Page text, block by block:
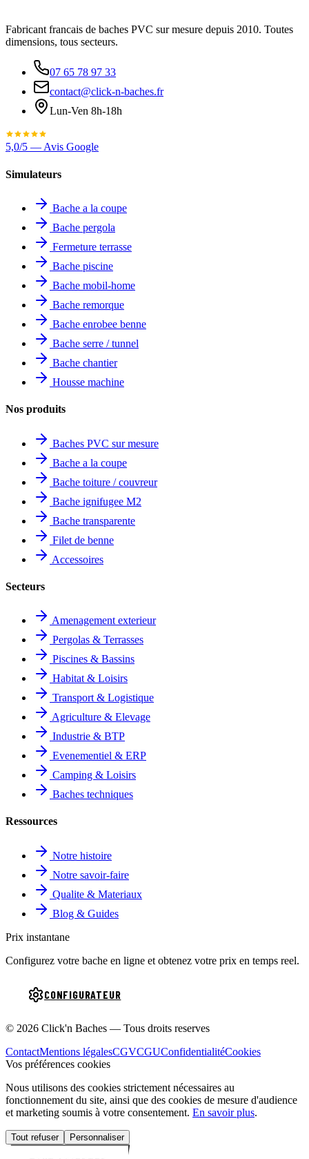
Fabricant francais de baches PVC sur mesure depuis 2010. Toutes
dimensions, tous secteurs.
07 65 78 97 33
contact@click-n-baches.fr
Lun-Ven 8h-18h
5,0/5 — Avis Google
Simulateurs
Bache a la coupe
Bache pergola
Fermeture terrasse
Bache piscine
Bache mobil-home
Bache remorque
Bache enrobee benne
Bache serre / tunnel
Bache chantier
Housse machine
Nos produits
Baches PVC sur mesure
Bache a la coupe
Bache toiture / couvreur
Bache ignifugee M2
Bache transparente
Filet de benne
Accessoires
Secteurs
Amenagement exterieur
Pergolas & Terrasses
Piscines & Bassins
Habitat & Loisirs
Transport & Logistique
Agriculture & Elevage
Industrie & BTP
Evenementiel & ERP
Camping & Loisirs
Baches techniques
Ressources
Notre histoire
Notre savoir-faire
Qualite & Materiaux
Blog & Guides
Prix instantane
Configurez votre bache en ligne et obtenez votre prix en temps reel.
CONFIGURATEUR
© 2026 Click'n Baches — Tous droits reserves
ContactMentions légalesCGVCGUConfidentialitéCookies
Vos préférences cookies
Nous utilisons des cookies strictement nécessaires au
fonctionnement du site, ainsi que des cookies de mesure d'audience
et marketing soumis à votre consentement. En savoir plus.
Tout refuser Personnaliser